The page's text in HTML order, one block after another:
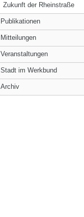
Zukunft der Rheinstraße
Publikationen
Mitteilungen
Veranstaltungen
Stadt im Werkbund
Archiv